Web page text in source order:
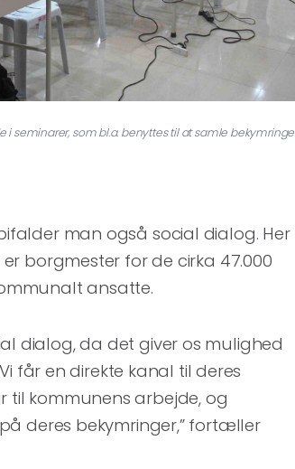
seminarer, som bl.a. benyttes til at samle
man også social dialog. Her
borgmester for de cirka 47.000
ansatte.
dialog, da det giver os mulighed
får en direkte kanal til deres
til kommunens arbejde, og
deres bekymringer,” fortæller